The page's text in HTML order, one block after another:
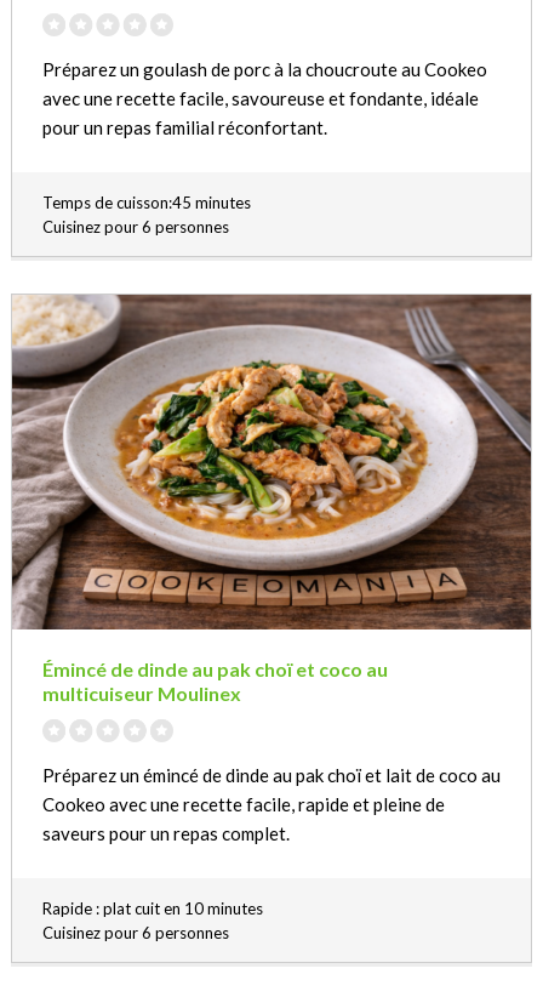
Préparez un goulash de porc à la choucroute au Cookeo
avec une recette facile, savoureuse et fondante, idéale
pour un repas familial réconfortant.
Temps de cuisson:45 minutes
Cuisinez pour 6 personnes
Émincé de dinde au pak choï et coco au
multicuiseur Moulinex
Préparez un émincé de dinde au pak choï et lait de coco au
Cookeo avec une recette facile, rapide et pleine de
saveurs pour un repas complet.
Rapide : plat cuit en 10 minutes
Cuisinez pour 6 personnes